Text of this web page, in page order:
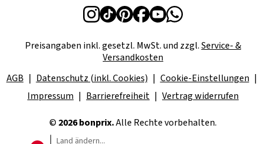
Preisangaben inkl. gesetzl. MwSt. und zzgl.Service- &
Versandkosten
AGB
Datenschutz (inkl. Cookies)
Cookie-Einstellungen
Impressum
Barrierefreiheit Vertrag widerrufen
© 2026 bonprix.Alle Rechte vorbehalten.
Land ändern...